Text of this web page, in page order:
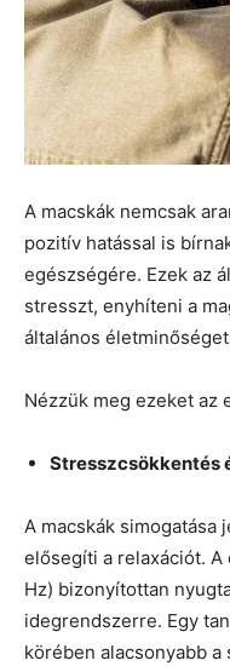
A macskák nemcsak
pozitív hatással is
egészségére. Ezek az
stresszt, enyhíteni a
általános
Nézzük meg ezeket az
Stresszcsökkentés
A macskák simogatása
elősegíti a relaxációt.
Hz) bizonyítottan
idegrendszerre. Egy
körében alacsonyabb